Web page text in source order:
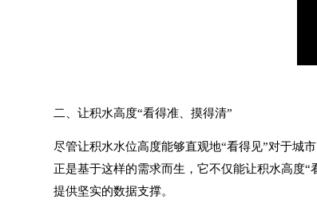
二、让积水高度“看得准、摸得清”
尽管让积水水位高度能够直观地“看得见”对于城
正是基于这样的需求而生，它不仅能让积水高度
提供坚实的数据支撑。